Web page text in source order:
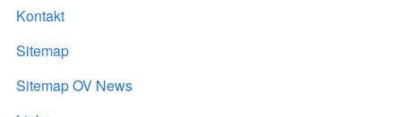
Kontakt
Sitemap
Sitemap OV News